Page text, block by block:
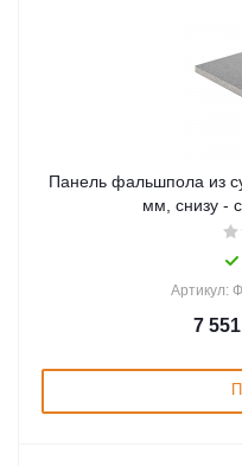
Панель фальшпола из
мм, снизу -
Артикул:
7